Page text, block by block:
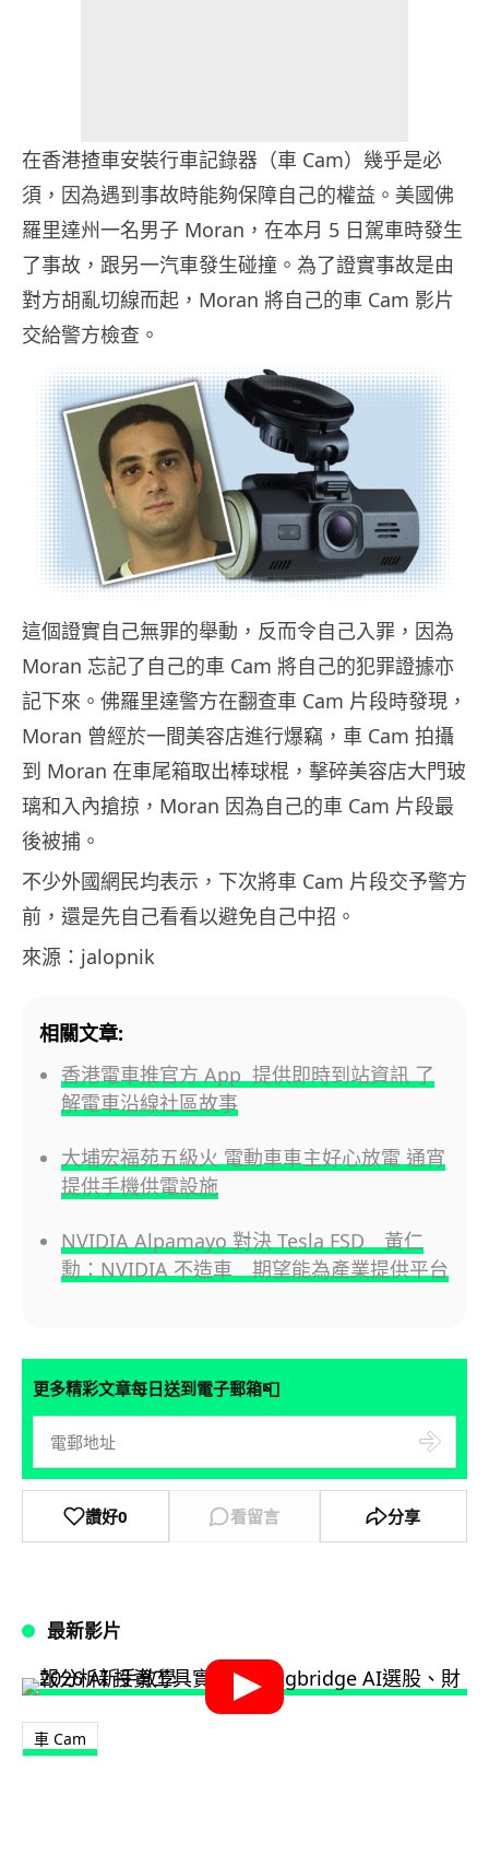
在香港揸車安裝行車記錄器（車 Cam）幾乎是必
須，因為遇到事故時能夠保障自己的權益。美國佛
羅里達州一名男子 Moran，在本月 5 日駕車時發生
了事故，跟另一汽車發生碰撞。為了證實事故是由
對方胡亂切線而起，Moran 將自己的車 Cam 影片
交給警方檢查。
這個證實自己無罪的舉動，反而令自己入罪，因為
Moran 忘記了自己的車 Cam 將自己的犯罪證據亦
記下來。佛羅里達警方在翻查車 Cam 片段時發現，
Moran 曾經於一間美容店進行爆竊，車 Cam 拍攝
到 Moran 在車尾箱取出棒球棍，擊碎美容店大門玻
璃和入內搶掠，Moran 因為自己的車 Cam 片段最
後被捕。
不少外國網民均表示，下次將車 Cam 片段交予警方
前，還是先自己看看以避免自己中招。
來源：jalopnik
相關文章:
香港電車推官方 App 提供即時到站資訊 了
解電車沿線社區故事
大埔宏福苑五級火 電動車車主好心放電 通宵
提供手機供電設施
NVIDIA Alpamayo 對決 Tesla FSD 黃仁
勳：NVIDIA 不造車 期望能為產業提供平台
更多精彩文章每日送到電子郵箱📮
讚好0 看留言 分享
最新影片
車 Cam